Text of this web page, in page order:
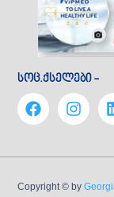
სოც.ქსელები -
Copyright © by